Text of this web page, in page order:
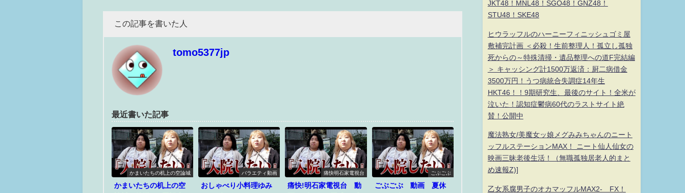
この記事を書いた人
tomo5377jp
最近書いた記事
かまいたちの机上の空論城
かまいたちの机上の空
バラエティ動画
おしゃべり小料理ゆみ
痛快明石家電視台
痛快!明石家電視台 動
ごぶごぶ
ごぶごぶ 動画 夏休
JKT48！MNL48！SGO48！GNZ48！
STU48！SKE48
ヒウラッフルのハーニーフィニッシュゴミ屋
敷補完計画 ＜必殺！生前整理人！孤立し孤独
死からの～特殊清掃・遺品整理への道F完結編
＞ キャッシング計1500万返済：厨二病借金
3500万円！うつ病統合失調症14年生
HKT46！！9期研究生、最後のサイト！全米が
泣いた！認知症鬱病60代のラストサイト絶
賛！公開中
魔法熟女/美魔女ッ娘メグみみちゃんのニート
ッフルステーションMAX！ ニート仙人仙女の
映画三昧老後生活！（無職孤独居老人的まと
め速報Z)]
乙女系腐男子のオカマッフルMAX2- FX！